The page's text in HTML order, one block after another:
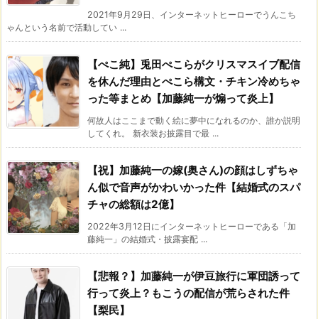
2021年9月29日、インターネットヒーローでうんこち
ゃんという名前で活動してい ...
【ぺこ純】兎田ぺこらがクリスマスイブ配信
を休んだ理由とぺこら構文・チキン冷めちゃ
った等まとめ【加藤純一が煽って炎上】
何故人はここまで動く絵に夢中になれるのか、誰か説明
してくれ。 新衣装お披露目で最 ...
【祝】加藤純一の嫁(奥さん)の顔はしずちゃ
ん似で音声がかわいかった件【結婚式のスパ
チャの総額は2億】
2022年3月12日にインターネットヒーローである「加
藤純一」の結婚式・披露宴配 ...
【悲報？】加藤純一が伊豆旅行に軍団誘って
行って炎上？もこうの配信が荒らされた件
【梨民】